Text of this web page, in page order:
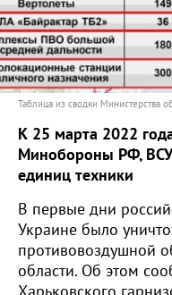
Таблица из сводки Министерства
К 25 марта 2022
Минобороны РФ,
единиц техники
В первые дни
Украине было
противовоздушной
области. Об этом